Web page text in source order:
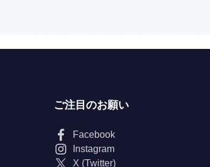
ご注目のお願い
Facebook
Instagram
X (Twitter)